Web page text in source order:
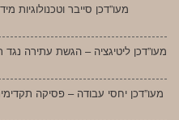
מעו”דכן סייבר וטכנולוגיות
מעו”דכן ליטיגציה – הגשת עתירה
מעו”דכן יחסי עבודה – פסיקה